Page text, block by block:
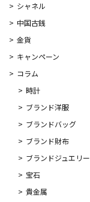
シャネル
中国古銭
金貨
キャンペーン
コラム
時計
ブランド洋服
ブランドバッグ
ブランド財布
ブランドジュエリー
宝石
貴金属